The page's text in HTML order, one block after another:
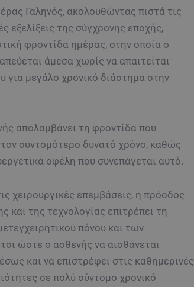
Γαληνός, ακολουθώντας πιστά τις
εξελίξεις της σύγχρονης εποχής,
φροντίδα ημέρας, στην οποία ο
άμεσα χωρίς να απαιτείται
για μεγάλο χρονικό διάστημα στην
απολαμβάνει τη φροντίδα που
συντομότερο δυνατό χρόνο, καθώς
οφέλη που συνεπάγεται αυτό.
χειρουργικές επεμβάσεις, η πρόοδος
και της τεχνολογίας επιτρέπει τη
πόνου και των
ώστε ο ασθενής να αισθάνεται
και να επιστρέφει στις καθημερινές
σε πολύ σύντομο χρονικό